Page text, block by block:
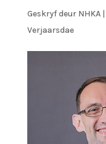
Geskryf deur NHKA|
Verjaarsdae